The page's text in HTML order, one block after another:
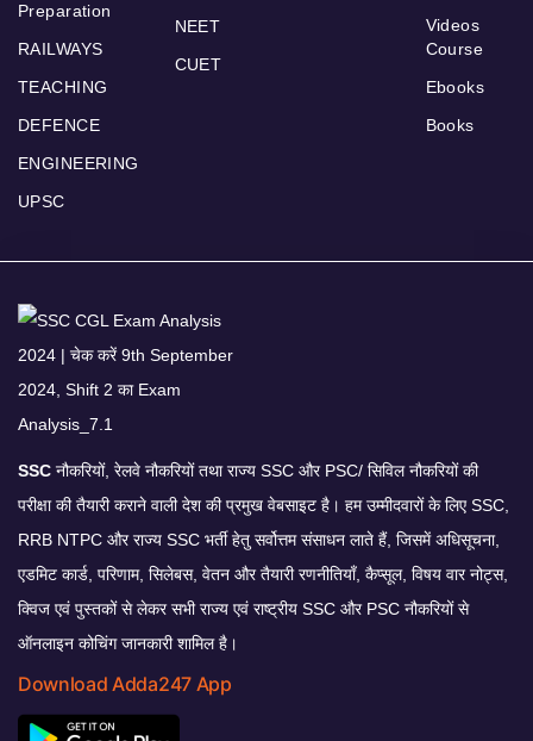
Preparation
RAILWAYS
TEACHING
DEFENCE
ENGINEERING
UPSC
NEET
CUET
Videos
Course
Ebooks
Books
SSC नौकरियों, रेलवे नौकरियों तथा राज्य SSC और PSC/ सिविल नौकरियों की
परीक्षा की तैयारी कराने वाली देश की प्रमुख वेबसाइट है। हम उम्मीदवारों के लिए SSC,
RRB NTPC और राज्य SSC भर्ती हेतु सर्वोत्तम संसाधन लाते हैं, जिसमें अधिसूचना,
एडमिट कार्ड, परिणाम, सिलेबस, वेतन और तैयारी रणनीतियाँ, कैप्सूल, विषय वार नोट्स,
क्विज एवं पुस्तकों से लेकर सभी राज्य एवं राष्ट्रीय SSC और PSC नौकरियों से
ऑनलाइन कोचिंग जानकारी शामिल है।
Download Adda247 App